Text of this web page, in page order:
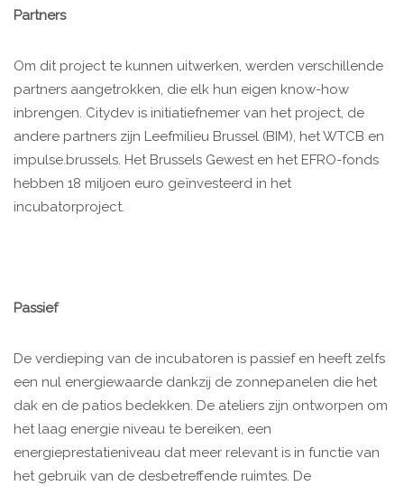
Partners
Om dit project te kunnen uitwerken, werden verschillende
partners aangetrokken, die elk hun eigen know-how
inbrengen. Citydev is initiatiefnemer van het project, de
andere partners zijn Leefmilieu Brussel (BIM), het WTCB en
impulse.brussels. Het Brussels Gewest en het EFRO-fonds
hebben 18 miljoen euro geïnvesteerd in het
incubatorproject.
Passief
De verdieping van de incubatoren is passief en heeft zelfs
een nul energiewaarde dankzij de zonnepanelen die het
dak en de patios bedekken. De ateliers zijn ontworpen om
het laag energie niveau te bereiken, een
energieprestatieniveau dat meer relevant is in functie van
het gebruik van de desbetreffende ruimtes. De